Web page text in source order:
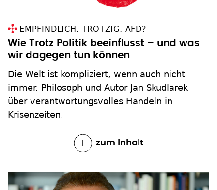
EMPFINDLICH, TROTZIG, AFD?
Wie Trotz Politik beeinflusst – und was
wir dagegen tun können
Die Welt ist kompliziert, wenn auch nicht
immer. Philosoph und Autor Jan Skudlarek
über verantwortungsvolles Handeln in
Krisenzeiten.
zum Inhalt